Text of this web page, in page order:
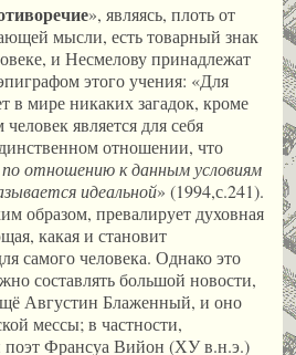
», являясь, плоть от
мысли, есть товарный знак
и Несмелову принадлежат
этого учения: «Для
в мире никаких загадок, кроме
является для себя
отношении, что
отношению к данным условиям
идеальной» (1994,с.241).
образом, превалирует духовная
какая и становит
самого человека. Однако это
составлять большой новости,
Августин Блаженный, и оно
мессы; в частности,
поэт Франсуа Вийон (ХУ в.н.э.)